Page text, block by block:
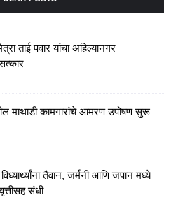
ताई पवार यांचा अहिल्यानगर
माथाडी कामगारांचे आमरण उपोषण सुरू
तैवान, जर्मनी आणि जपान मध्ये
संधी